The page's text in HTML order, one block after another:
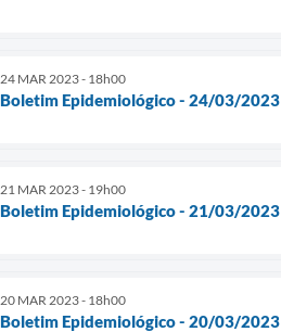
24 MAR 2023 - 18h00
Boletim Epidemiológico - 24/03/2023
21 MAR 2023 - 19h00
Boletim Epidemiológico - 21/03/2023
20 MAR 2023 - 18h00
Boletim Epidemiológico - 20/03/2023